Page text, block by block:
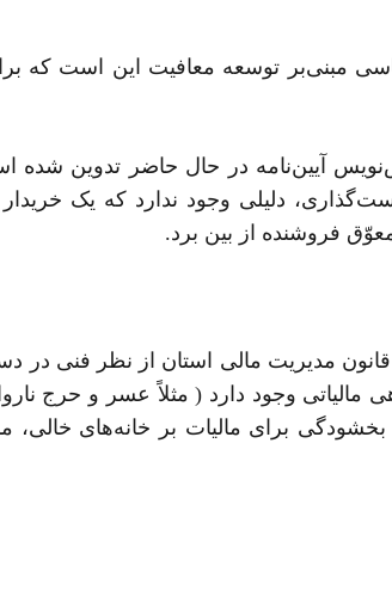
مبنی‌بر توسعه معافیت این است که
آیین‌نامه در حال حاضر تدوین شده
دلیلی وجود ندارد که یک
فروشنده از بین برد.
شهرداری هیچ روش مشخصی برای ارائه درخواست حکم بخشودگی ندارد. چنین درخواستی طبق بند 19 قانون
مالیاتی وجود دارد ( مثلاً عسر و حرج
برای مالیات بر خانه‌های خالی،